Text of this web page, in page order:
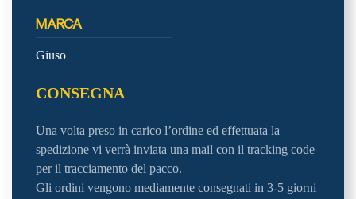
MARCA
Giuso
CONSEGNA
Una volta preso in carico l’ordine ed effettuata la
spedizione vi verrà inviata una mail con il tracking code
per il tracciamento del pacco.
Gli ordini vengono mediamente consegnati in 3-5 giorni